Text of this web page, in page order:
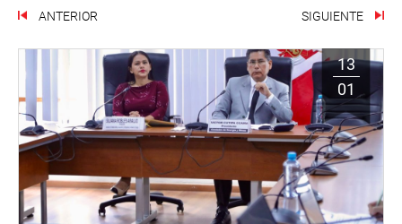
ANTERIOR SIGUIENTE
13
01